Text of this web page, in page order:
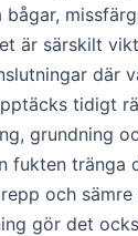
är särskilt
där
tidigt
grundning
fukten tränga
och sämre
gör det